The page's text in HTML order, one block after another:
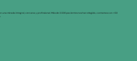
una mirada integral, cercana y profesional. Más de 3.500 pacientes nos han elegido, contamos con +50